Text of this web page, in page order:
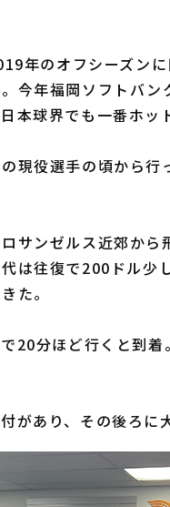
年のオフシーズン
今年福岡ソフトバ
本球界でも一番ホッ
現役選手の頃から行
サンゼルス近郊から
は往復で200ドル少
た。
20分ほど行くと到
があり、その後ろに